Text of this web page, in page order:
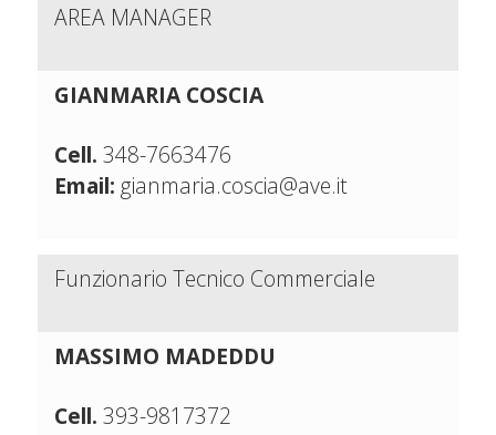
AREA MANAGER
GIANMARIA COSCIA
Cell. 348-7663476
Email: gianmaria.coscia@ave.it
Funzionario Tecnico Commerciale
MASSIMO MADEDDU
Cell. 393-9817372